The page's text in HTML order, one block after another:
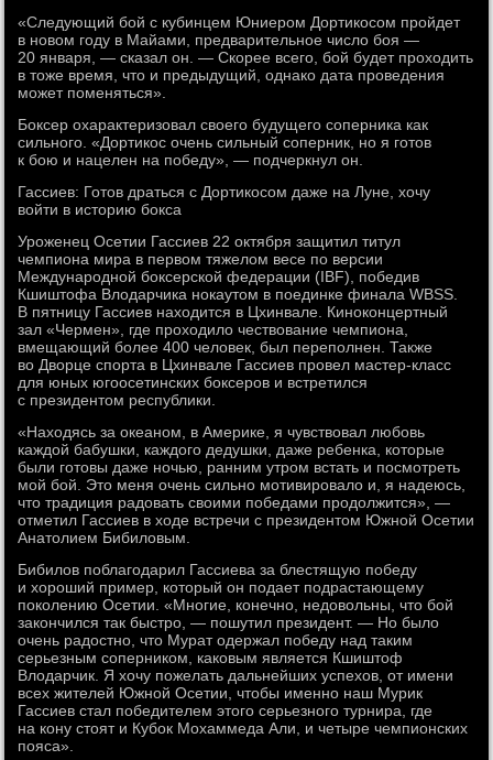
«Следующий бой с кубинцем Юниером Дортикосом пройдет
в новом году в Майами, предварительное число боя —
20 января, — сказал он. — Скорее всего, бой будет проходить
в тоже время, что и предыдущий, однако дата проведения
может поменяться».
Боксер охарактеризовал своего будущего соперника как
сильного. «Дортикос очень сильный соперник, но я готов
к бою и нацелен на победу», — подчеркнул он.
Гассиев: Готов драться с Дортикосом даже на Луне, хочу
войти в историю бокса
Уроженец Осетии Гассиев 22 октября защитил титул
чемпиона мира в первом тяжелом весе по версии
Международной боксерской федерации (IBF), победив
Кшиштофа Влодарчика нокаутом в поединке финала WBSS.
В пятницу Гассиев находится в Цхинвале. Киноконцертный
зал «Чермен», где проходило чествование чемпиона,
вмещающий более 400 человек, был переполнен. Также
во Дворце спорта в Цхинвале Гассиев провел мастер-класс
для юных югоосетинских боксеров и встретился
с президентом республики.
«Находясь за океаном, в Америке, я чувствовал любовь
каждой бабушки, каждого дедушки, даже ребенка, которые
были готовы даже ночью, ранним утром встать и посмотреть
мой бой. Это меня очень сильно мотивировало и, я надеюсь,
что традиция радовать своими победами продолжится», —
отметил Гассиев в ходе встречи с президентом Южной Осетии
Анатолием Бибиловым.
Бибилов поблагодарил Гассиева за блестящую победу
и хороший пример, который он подает подрастающему
поколению Осетии. «Многие, конечно, недовольны, что бой
закончился так быстро, — пошутил президент. — Но было
очень радостно, что Мурат одержал победу над таким
серьезным соперником, каковым является Кшиштоф
Влодарчик. Я хочу пожелать дальнейших успехов, от имени
всех жителей Южной Осетии, чтобы именно наш Мурик
Гассиев стал победителем этого серьезного турнира, где
на кону стоят и Кубок Мохаммеда Али, и четыре чемпионских
пояса».